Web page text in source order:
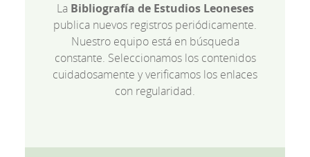
La Bibliografía de Estudios Leoneses
publica nuevos registros periódicamente.
Nuestro equipo está en búsqueda
constante. Seleccionamos los contenidos
cuidadosamente y verificamos los enlaces
con regularidad.